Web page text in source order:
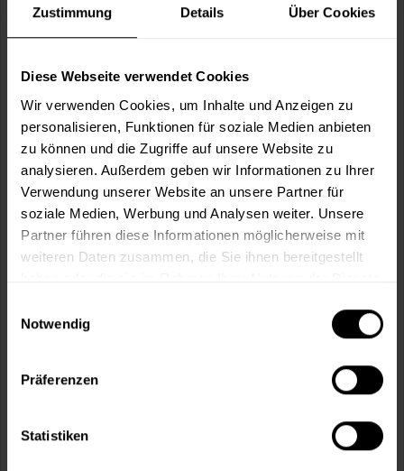
Zustimmung Details Über Cookies
Diese Webseite verwendet Cookies
Wir verwenden Cookies, um Inhalte und Anzeigen zu
personalisieren, Funktionen für soziale Medien anbieten
zu können und die Zugriffe auf unsere Website zu
analysieren. Außerdem geben wir Informationen zu Ihrer
Verwendung unserer Website an unsere Partner für
soziale Medien, Werbung und Analysen weiter. Unsere
Partner führen diese Informationen möglicherweise mit
weiteren Daten zusammen, die Sie ihnen bereitgestellt
Notwendig
Präferenzen
Statistiken
In denWarenkorb
Merken Fragen zum Artikel?
Artikel-Nr.: HRB0005WEISS
Kostenloser Versand ab 60 EUR